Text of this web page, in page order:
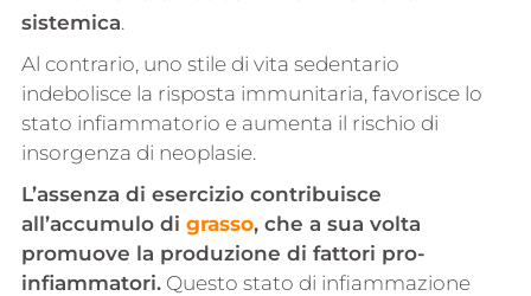
sistemica.
Al contrario, uno stile di vita sedentario
indebolisce la risposta immunitaria, favorisce lo
stato infiammatorio e aumenta il rischio di
insorgenza di neoplasie.
L’assenza di esercizio contribuisce
all’accumulo di grasso, che a sua volta
promuove la produzione di fattori pro-
infiammatori.Questo stato di infiammazione